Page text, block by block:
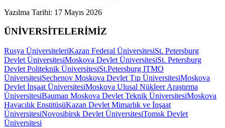
Yazılma Tarihi: 17 Mayıs 2026
ÜNİVERSİTELERİMİZ
Rusya ÜniversiteleriKazan Federal ÜniversitesiSt. Petersburg
Devlet ÜniversitesiMoskova Devlet ÜniversitesiSt. Petersburg
Devlet Politeknik ÜniversitesiSt.Petersburg ITMO
ÜniversitesiSechenov Moskova Devlet Tıp ÜniversitesiMoskova
Devlet İnşaat ÜniversitesiMoskova Ulusal Nükleer Araştırma
ÜniversitesiBauman Moskova Devlet Teknik ÜniversitesiMoskova
Havacılık EnstitüsüKazan Devlet Mimarlık ve İnşaat
ÜniversitesiNovosibirsk Devlet ÜniversitesiTomsk Devlet
Üniversitesi